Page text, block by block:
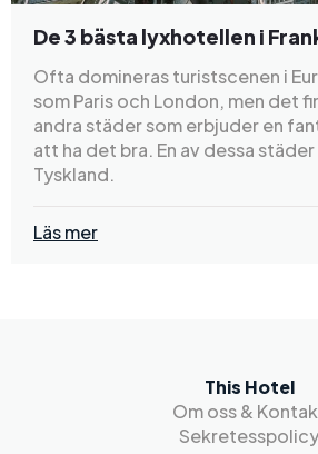
De 3 bästa lyxhotellen i
Ofta domineras turistscenen i
som Paris och London, men det
andra städer som erbjuder en
att ha det bra. En av dessa
Tyskland.
Läs mer
This Hotel
Om oss &
Sekretesspolicy